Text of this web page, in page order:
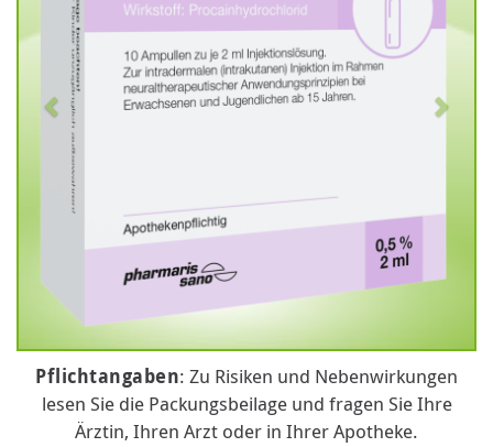
Pflichtangaben: Zu Risiken und Nebenwirkungen
lesen Sie die Packungsbeilage und fragen Sie Ihre
Ärztin, Ihren Arzt oder in Ihrer Apotheke.